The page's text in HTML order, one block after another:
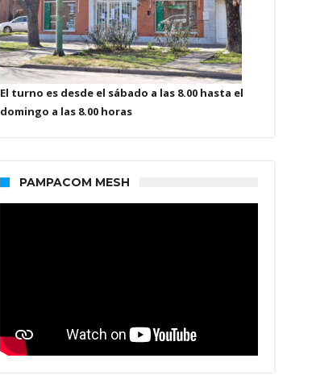
El turno es desde el sábado a las 8.00 hasta el
domingo a las 8.00 horas
PAMPACOM MESH